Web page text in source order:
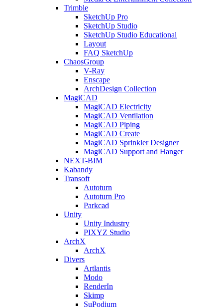
Trimble
SketchUp Pro
SketchUp Studio
SketchUp Studio Educational
Layout
FAQ SketchUp
ChaosGroup
V-Ray
Enscape
ArchDesign Collection
MagiCAD
MagiCAD Electricity
MagiCAD Ventilation
MagiCAD Piping
MagiCAD Create
MagiCAD Sprinkler Designer
MagiCAD Support and Hanger
NEXT-BIM
Kabandy
Transoft
Autoturn
Autoturn Pro
Parkcad
Unity
Unity Industry
PIXYZ Studio
ArchX
ArchX
Divers
Artlantis
Modo
RenderIn
Skimp
SuPodium